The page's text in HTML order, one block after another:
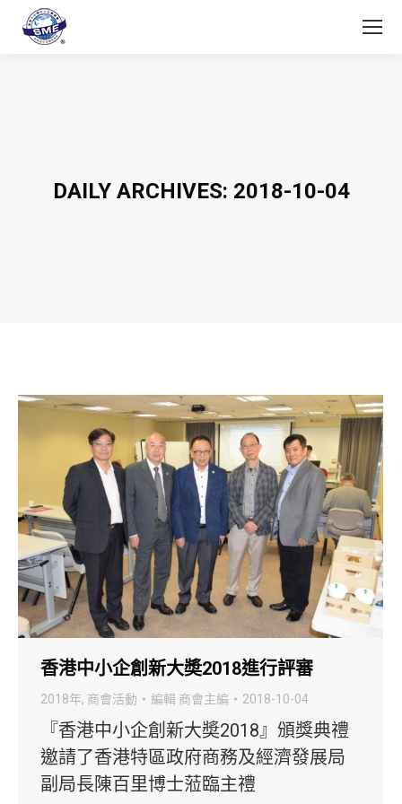
DAILY ARCHIVES: 2018-10-04
香港中小企創新大奬2018進行評審
2018年, 商會活動 編輯 商會主編 2018-10-04
『香港中小企創新大奬2018』頒獎典禮
邀請了香港特區政府商務及經濟發展局
副局長陳百里博士蒞臨主禮